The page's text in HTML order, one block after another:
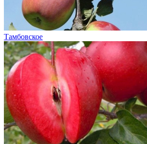
Тамбовское